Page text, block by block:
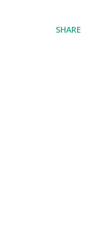
SHARE